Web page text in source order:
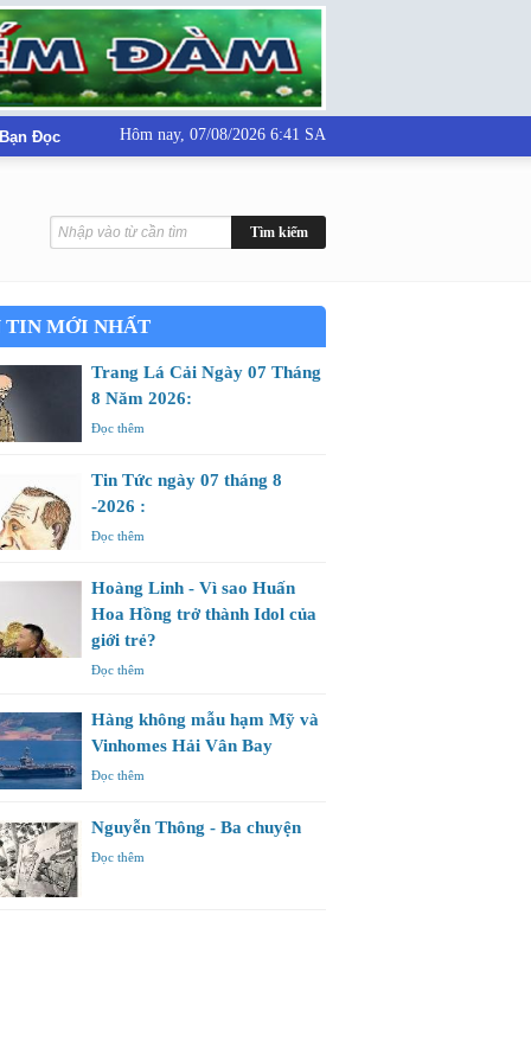
Đọc Hôm nay, 07/08/2026 6:41 SA
TIN MỚI NHẤT
Trang Lá Cải Ngày 07 Tháng
8 Năm 2026:
Đọc thêm
Tin Tức ngày 07 tháng 8
-2026 :
Đọc thêm
Hoàng Linh - Vì sao Huấn
Hoa Hồng trở thành Idol của
giới trẻ?
Đọc thêm
Hàng không mẫu hạm Mỹ và
Vinhomes Hải Vân Bay
Đọc thêm
Nguyễn Thông - Ba chuyện
Đọc thêm